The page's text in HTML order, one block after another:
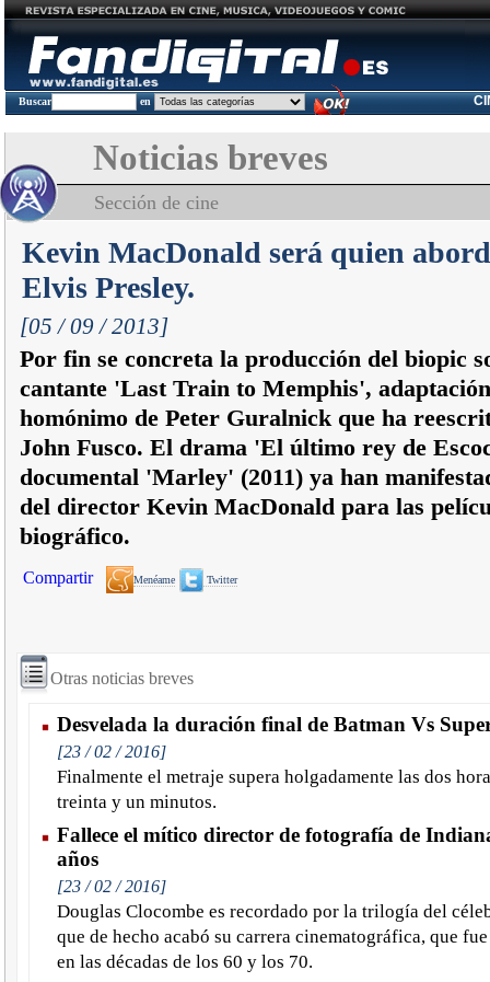
Buscar en
Noticias breves
Sección de cine
Kevin MacDonald será quien
Elvis Presley.
[05 / 09 / 2013]
Por fin se concreta la producción del biopic
cantante 'Last Train to Memphis',
homónimo de Peter Guralnick que ha
John Fusco. El drama 'El último rey de
documental 'Marley' (2011) ya han
del director Kevin MacDonald para las
biográfico.
Compartir Menéame Twitter
Otras noticias breves
Desvelada la duración final de Batman Vs
[23 / 02 / 2016]
Finalmente el metraje supera holgadamente las dos
treinta y un minutos.
Fallece el mítico director de fotografía de
años
[23 / 02 / 2016]
Douglas Clocombe es recordado por la trilogía del
que de hecho acabó su carrera cinematográfica, que
en las décadas de los 60 y los 70.